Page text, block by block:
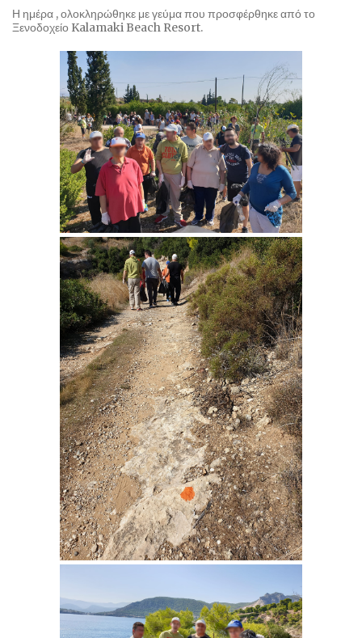
Η ημέρα , ολοκληρώθηκε με γεύμα που προσφέρθηκε από το
Ξενοδοχείο Kalamaki Beach Resort.